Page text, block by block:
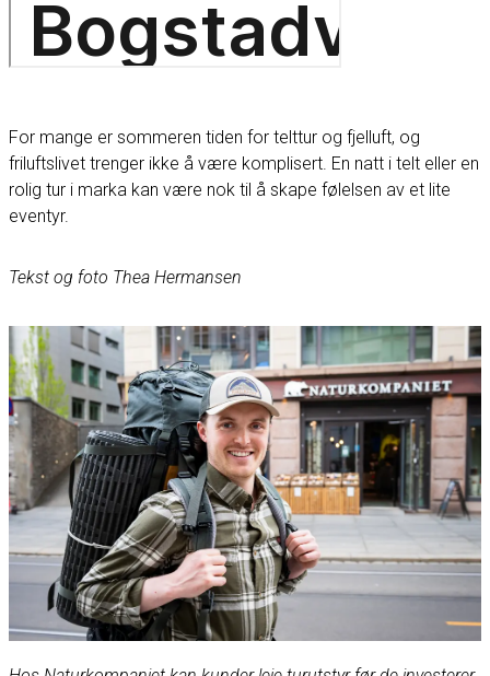
For mange er sommeren tiden for telttur og fjelluft, og
friluftslivet trenger ikke å være komplisert. En natt i telt eller en
rolig tur i marka kan være nok til å skape følelsen av et lite
eventyr.
Tekst og foto Thea Hermansen